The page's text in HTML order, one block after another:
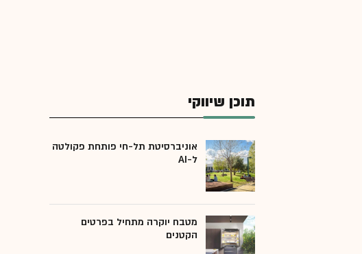
תוכן שיווקי
אוניברסיטת תל-חי פותחת פקולטה
ל-AI
מטבח יוקרה מתחיל בפרטים
הקטנים